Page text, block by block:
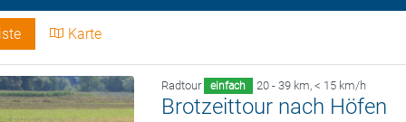
Karte
Radtour einfach 20 - 39 km, < 15 km/h
Brotzeittour nach Höfen